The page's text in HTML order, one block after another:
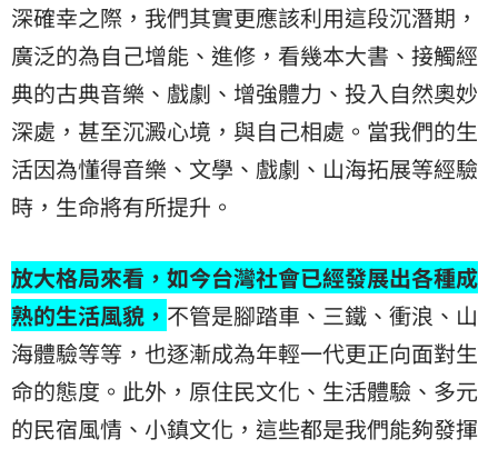
深確幸之際，我們其實更應該利用這段沉潛期，
廣泛的為自己增能、進修，看幾本大書、接觸經
典的古典音樂、戲劇、增強體力、投入自然奧妙
深處，甚至沉澱心境，與自己相處。當我們的生
活因為懂得音樂、文學、戲劇、山海拓展等經驗
時，生命將有所提升。
放大格局來看，如今台灣社會已經發展出各種成
熟的生活風貌， 不管是腳踏車、三鐵、衝浪、山
海體驗等等，也逐漸成為年輕一代更正向面對生
命的態度。此外，原住民文化、生活體驗、多元
的民宿風情、小鎮文化，這些都是我們能夠發揮